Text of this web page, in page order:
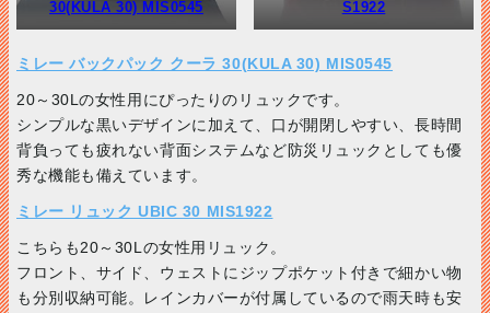
30(KULA 30) MIS0545
S1922
ミレー バックパック クーラ 30(KULA 30) MIS0545
20～30Lの女性用にぴったりのリュックです。
シンプルな黒いデザインに加えて、口が開閉しやすい、長時間
背負っても疲れない背面システムなど防災リュックとしても優
秀な機能も備えています。
ミレー リュック UBIC 30 MIS1922
こちらも20～30Lの女性用リュック。
フロント、サイド、ウェストにジップポケット付きで細かい物
も分別収納可能。レインカバーが付属しているので雨天時も安